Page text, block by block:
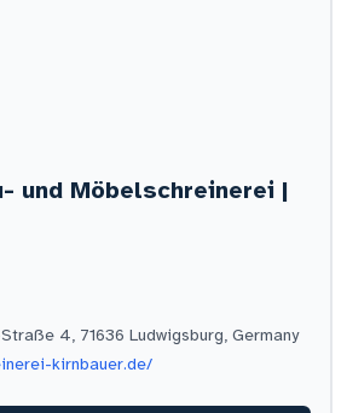
und Möbelschreinerei |
4, 71636 Ludwigsburg, Germany
kirnbauer.de/